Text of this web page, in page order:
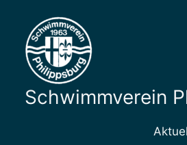
springen
Schwimmverein
Hier
finden
sie